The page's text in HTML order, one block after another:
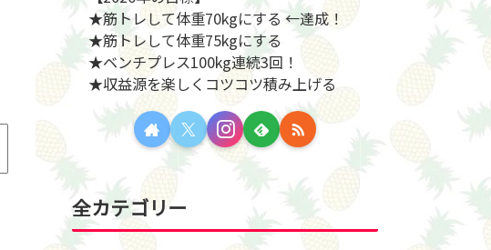
★筋トレして体重70kgにする ←達成！
★筋トレして体重75kgにする
★ベンチプレス100kg連続3回！
★収益源を楽しくコツコツ積み上げる
全カテゴリー